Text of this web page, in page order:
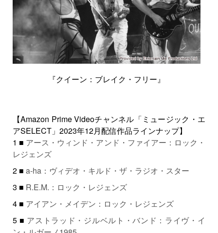
『クイーン：ブレイク・フリー』
【Amazon Prime Videoチャンネル「ミュージック・エ
アSELECT」2023年12月配信作品ラインナップ】
1 ■ アース・ウィンド・アンド・ファイアー：ロック・
レジェンズ
2 ■a-ha：ヴィデオ・キルド・ザ・ラジオ・スター
3 ■ R.E.M.：ロック・レジェンズ
4 ■ アイアン・メイデン：ロック・レジェンズ
5 ■ アストラッド・ジルベルト・バンド：ライヴ・イ